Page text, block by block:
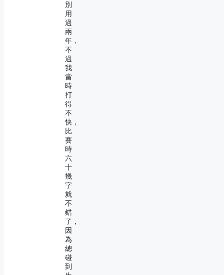
別
用
過
兩
年，
不
過
我
當
時
打
得
不
快，
比
賽
時
六
十
幾
字
就
不
錯
了，
因
為
總
碰
到